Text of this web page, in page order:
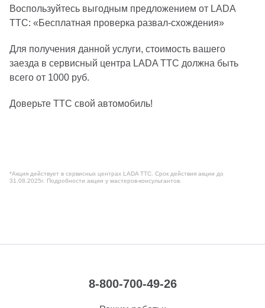
Воспользуйтесь выгодным предложением от LADA
ТТС: «Бесплатная проверка развал-схождения»
Для получения данной услуги, стоимость вашего
заезда в сервисный центра LADA ТТС должна быть
всего от 1000 руб.
Доверьте ТТС свой автомобиль!
*Акция действует в сервисных центрах LADA ТТС. Срок действия акции до
31.08.2025г. Подробности акции у мастеров-консультантов.
8-800-700-49-26